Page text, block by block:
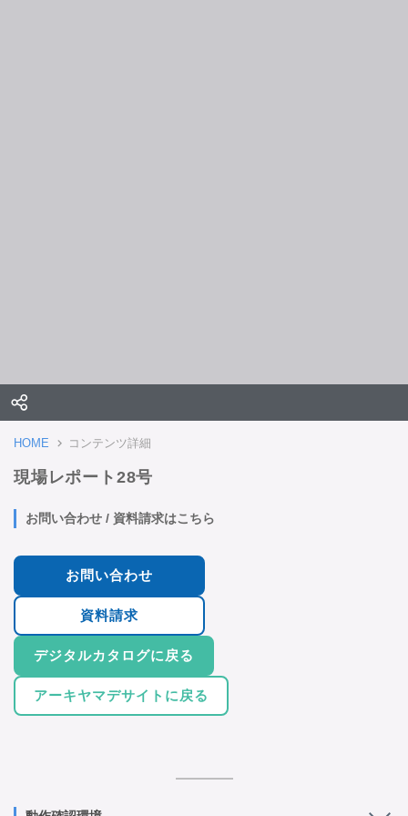
HOME コンテンツ詳細
現場レポート28号
お問い合わせ / 資料請求はこちら
お問い合わせ
資料請求
デジタルカタログに戻る
アーキヤマデサイトに戻る